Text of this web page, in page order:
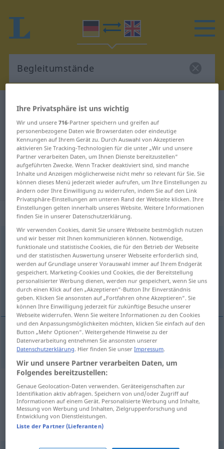
Deutsch-Englisch Wörterbuch
Deutsch-Englisch Übersetzung für
"Begleitumstände"
"Begleitumstände" Englisch
Übersetzung
„Begleitumstände“: Plural
Begleitumständepl
Übersicht aller Übersetzungen
(Für mehr Details die Übersetzung anklicken/antippen)
attendant circumstances
attendantcircumstancespl Begleitumstände
Beispielsätze aus externen Quellen
für "Begleitumstände"
(nicht von der Langenscheidt Redaktion
geprüft)
Ihre Privatsphäre ist uns wichtig
Wir und unsere716-Partner speichern und greifen auf
personenbezogene Daten wie Browserdaten oder eindeutige
Kennungen auf Ihrem Gerät zu. Durch Auswahl von Akzeptieren
aktivieren Sie Tracking-Technologien für die unter „Wir und unsere
Partner verarbeiten Daten, um Ihnen Dienste bereitzustellen“
aufgeführten Zwecke. Wenn Tracker deaktiviert sind, sind manche
Inhalte und Anzeigen möglicherweise nicht mehr so relevant für Sie. Sie
können dieses Menü jederzeit wieder aufrufen, um Ihre Einstellungen zu
ändern oder Ihre Einwilligung zu widerrufen, indem Sie auf den Link
Privatsphäre-Einstellungen am unteren Rand der Webseite klicken. Ihre
Einstellungen gelten innerhalb unseres Website. Weitere Informationen
finden Sie in unserer Datenschutzerklärung.
Wir verwenden Cookies, damit Sie unsere Webseite bestmöglich nutzen
und wir besser mit Ihnen kommunizieren können. Notwendige,
funktionale und statistische Cookies, die für den Betrieb der Webseite
und der statistischen Auswertung unserer Webseite erforderlich sind,
werden auf Grundlage unserer Vorauswahl immer auf Ihrem Endgerät
gespeichert. Marketing-Cookies und Cookies, die der Bereitstellung
personalisierter Werbung dienen, werden nur gespeichert, wenn Sie uns
durch einen Klick auf den „Akzeptieren“-Button Ihr Einverständnis
geben. Klicken Sie ansonsten auf „Fortfahren ohne Akzeptieren“. Sie
können Ihre Einwilligung jederzeit für zukünftige Besuche unserer
Webseite widerrufen. Wenn Sie weitere Informationen zu den Cookies
und den Anpassungsmöglichkeiten möchten, klicken Sie einfach auf den
Button „Mehr Optionen“. Weitergehende Hinweise zu der
Datenverarbeitung entnehmen Sie ansonsten unserer
Datenschutzerklärung. Hier finden Sie unserImpressum.
Wir und unsere Partner verarbeiten Daten, um
Folgendes bereitzustellen:
Genaue Geolocation-Daten verwenden. Geräteeigenschaften zur
Identifikation aktiv abfragen. Speichern von und/oder Zugriff auf
Informationen auf einem Gerät. Personalisierte Werbung und Inhalte,
Messung von Werbung und Inhalten, Zielgruppenforschung und
Entwicklung von Dienstleistungen.
Liste der Partner (Lieferanten)